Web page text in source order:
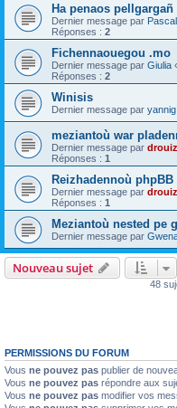
Ha penaos
Dernier message par
Réponses : 2
Fichennaouegou .mo
Dernier message par Giulia
Réponses : 2
Winisis
Dernier message par yannig
meziantoù war
Dernier message par
Réponses : 1
Reizhadennoù phpBB
Dernier message par
Réponses : 1
Meziantoù nested pe
Dernier message par
Nouveau sujet
48
PERMISSIONS DU FORUM
Vous ne pouvez pas publier de
Vous ne pouvez pas répondre aux
Vous ne pouvez pas modifier vos